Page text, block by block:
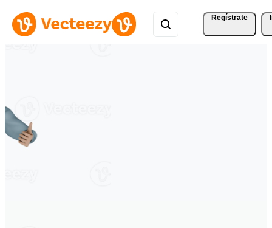
Regístrate